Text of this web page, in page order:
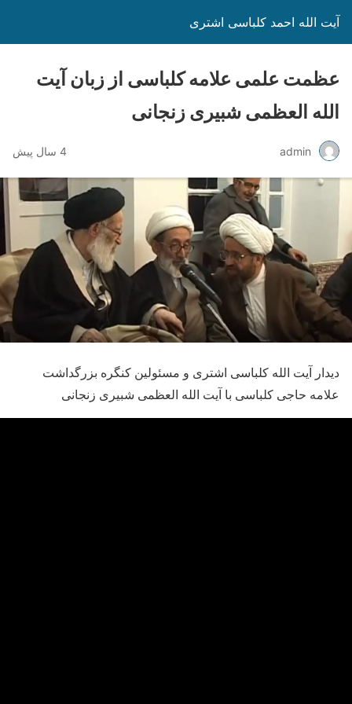
آیت الله احمد کلباسی اشتری
عظمت علمی علامه کلباسی از زبان آیت
الله العظمی شبیری زنجانی
admin 4 سال پیش
دیدار آیت الله کلباسی اشتری و مسئولین کنگره بزرگداشت
علامه حاجی کلباسی با آیت الله العظمی شبیری زنجانی